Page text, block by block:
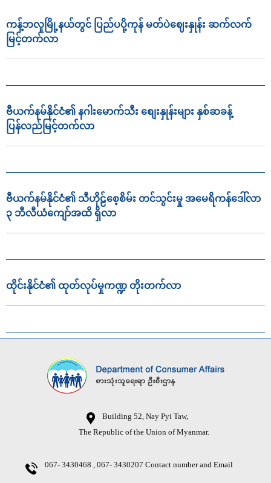
ကန့်ဘလူမြို့နယ်တွင် ပြည်ပပို့ကုန် မတ်ပဲဈေးနှုန်း ဆက်လက်
မြင့်တက်လာ
ဗီယက်နမ်နိုင်ငံ၏ နဂါးမောက်သီး စျေးနှုန်းများ နှစ်ဆခန့်
ပြန်လည်မြင့်တက်လာ
ဗီယက်နမ်နိုင်ငံ၏ သီဟိုဠ်စေ့စိမ်း တင်သွင်းမှု အမေရိကန်ဒေါ်လာ
၃ ဘီလီယံကျော်အထိ ရှိလာ
ထိုင်းနိုင်ငံ၏ ထုတ်လုပ်မှုကဏ္ဍ တိုးတက်လာ
Building 52, Nay Pyi Taw,
The Republic of the Union of Myanmar.
067- 3430468 , 067- 3430207 Contact number and Email